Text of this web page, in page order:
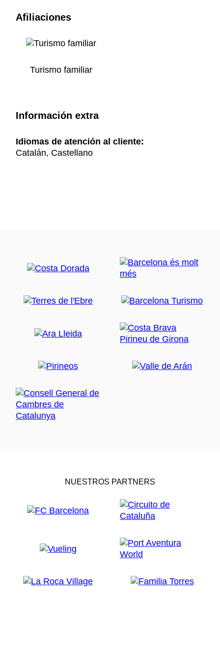
Afiliaciones
Turismo familiar
Información extra
Idiomas de atención al cliente:
Catalán, Castellano
NUESTROS PARTNERS